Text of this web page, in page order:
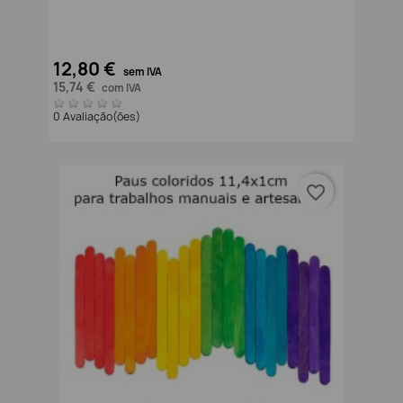
12,80 € sem IVA
15,74 € com IVA
0 Avaliação(ões)
favorite_border